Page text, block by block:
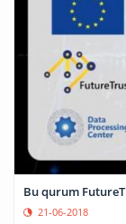
Bu qurum
21-06-2018